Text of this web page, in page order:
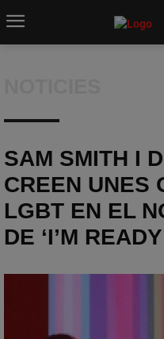
SAM SMITH I
CREEN UNES
LGBT EN EL
DE ‘I’M